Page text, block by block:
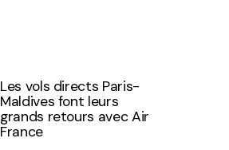
Les vols directs Paris-
Maldives font leurs
grands retours avec Air
France